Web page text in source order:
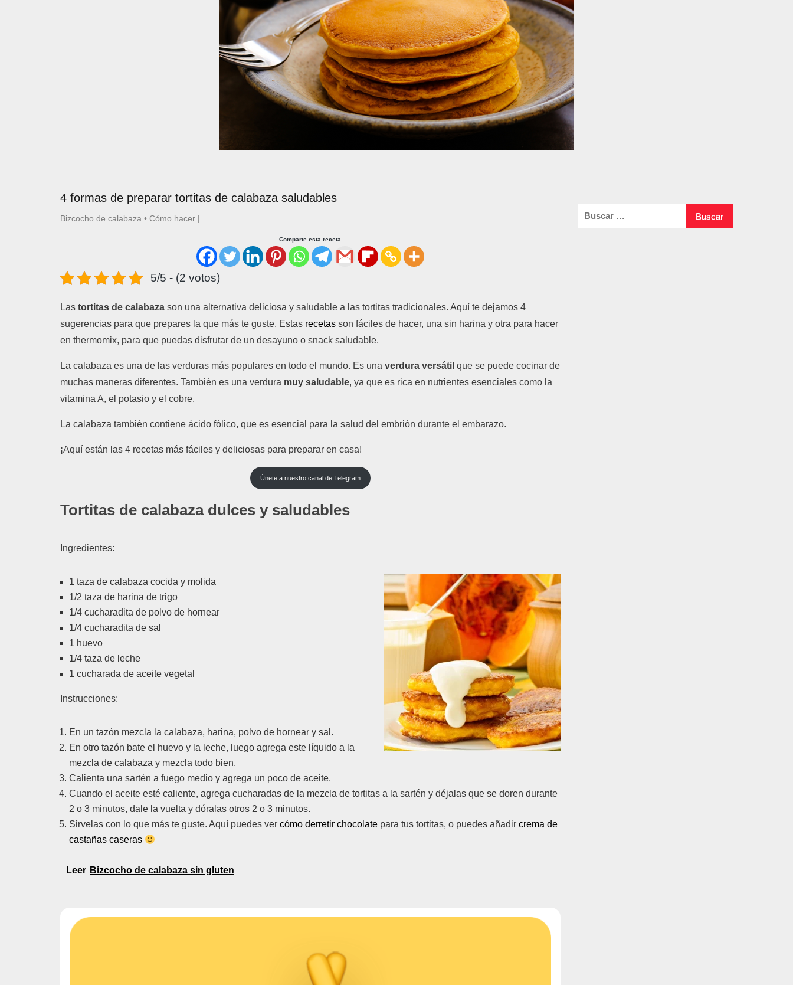
4 formas de preparar tortitas de calabaza saludables
Bizcocho de calabaza • Cómo hacer |
Comparte esta receta
5/5 - (2 votos)
Las tortitas de calabaza son una alternativa deliciosa y sal udable a las tortitas tradicional es. Aquí te dejamos 4
sugerencias para que prepares la que más te guste. Estas recetas son fácil es de hacer, una sin harina y otra para hacer
en thermomix, para que puedas disfrutar de un desayuno o snack sal udable.
La cal abaza es una de las verduras más popul ares en todo el mundo. Es una verdura versátil que se puede cocinar de
muchas maneras diferentes. También es una verdura muy saludable, ya que es rica en nutrientes esencial es como la
vitaminaA, el potasio y el cobre.
La cal abaza también contiene ácido fó lico, que es esencial para la sal ud del embrión durante el embarazo.
¡Aquí están las 4 recetas más fácil es y deliciosas para preparar en casa!
Únete a nuestro canal de Telegram
Tortitas de calabaza dulces y saludables
Ingredientes:
1 taza de calabaza cocida y molida
1/2 taza de harina de trigo
1/4 cucharadita de polvo de hornear
1/4 cucharadita de sal
1 huevo
1/4 taza de leche
1 cucharada de aceite vegetal
Instrucciones:
En un tazón mezcla la calabaza, harina, polvo de hornear y sal.
En otro tazón bate el huevo y la leche, luego agrega este líquido a la
mezcla de calabaza y mezcla todo bien.
Calienta una sartén a fuego medio y agrega un poco de aceite.
Cuando el aceite esté caliente, agrega cucharadas de la mezcla de tortitas a la sartén y déjalas que se doren durante
2 o 3 minutos, dale la vuelta y dóralas otros 2 o 3 minutos.
Sirvelas con lo que más te guste. Aquí puedes ver cómo derretir chocolate para tus tortitas, o puedes añadir crema de
castañas caseras
Leer Bizcocho de calabaza sin gluten